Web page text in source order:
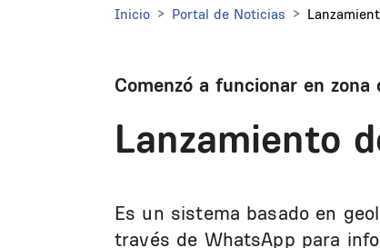
Inicio Portal de Noticias
Comenzó a funcionar en zona
Lanzamiento
Es un sistema basado en
través de WhatsApp para